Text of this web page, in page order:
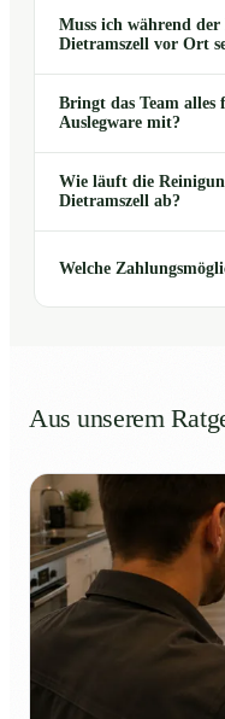
Muss ich während
Dietramszell vor Ort
Bringt das Team
Auslegware mit?
Wie läuft die
Dietramszell ab?
Welche
Aus unserem